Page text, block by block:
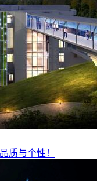
质与个性！